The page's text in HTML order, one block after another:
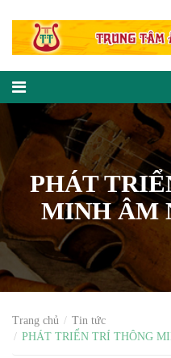
PHÁT
MINH ÂM
Trang chủ
Tin tức
PHÁT TRIỂN TRÍ THÔNG